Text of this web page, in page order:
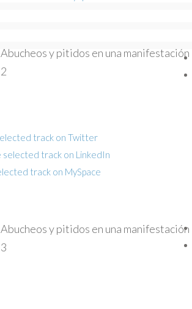
Abucheos y pitidos en una manifestación
2
Abucheos y pitidos en una manifestación
3